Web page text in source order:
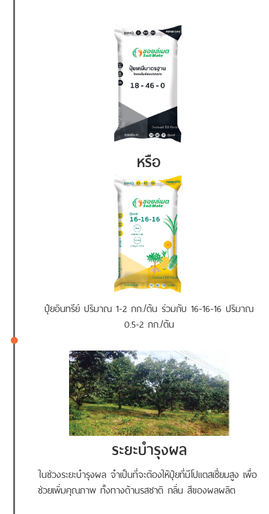
หรือ
ปุ๋ยอินทรีย์ ปริมาณ 1-2 กก./ต้น ร่วมกับ 16-16-16 ปริมาณ
0.5-2 กก./ต้น
ระยะบำรุงผล
ในช่วงระยะบำรุงผล จำเป็นที่จะต้องให้ปุ๋ยที่มีโปแตสเซี่ยมสูง เพื่อ
ช่วยเพิ่มคุณภาพ ทั้งทางด้านรสชาติ กลิ่น สีของผลผลิต